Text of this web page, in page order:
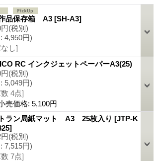
品保存箱 A3 [SH-A3]
(税別)
: 4,950円)
し]
RC インクジェットペーパーA3(25)
(税別)
: 5,049円)
4点]
売価格: 5,100円
ラン局紙マット A3 25枚入り [JTP-K
(税別)
: 7,515円)
7点]